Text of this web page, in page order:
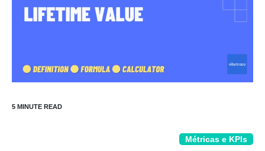
Métricas e KPIs